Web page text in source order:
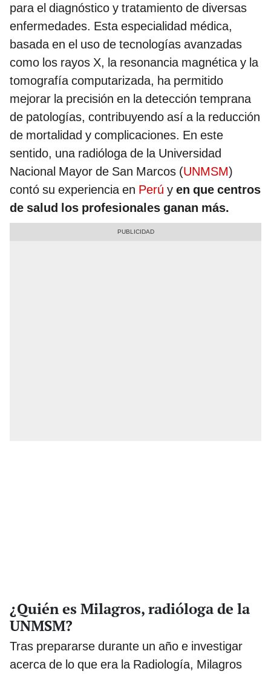
para el diagnóstico y tratamiento de diversas
enfermedades. Esta especialidad médica,
basada en el uso de tecnologías avanzadas
como los rayos X, la resonancia magnética y la
tomografía computarizada, ha permitido
mejorar la precisión en la detección temprana
de patologías, contribuyendo así a la reducción
de mortalidad y complicaciones. En este
sentido, una radióloga de la Universidad
Nacional Mayor de San Marcos (UNMSM)
contó su experiencia en Perú y en que centros
de salud los profesionales ganan más.
¿Quién es Milagros, radióloga de la
UNMSM?
Tras prepararse durante un año e investigar
acerca de lo que era la Radiología, Milagros